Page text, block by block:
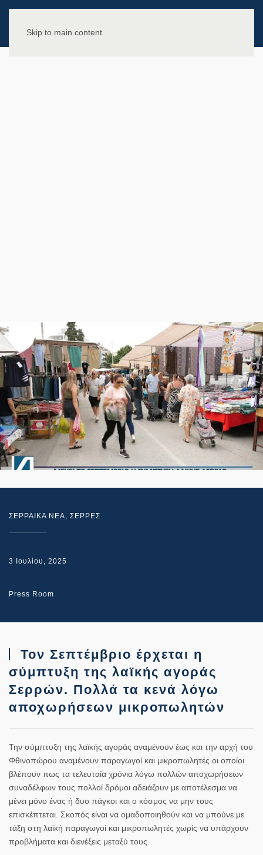
Skip to main content
ΣΕΡΡΑΙΚΑ ΝΕΑ, ΣΕΡΡΕΣ
3 Ιουλίου, 2025
Press Room
Τον Σεπτέμβριο έρχεται η
σύμπτυξη της λαϊκής αγοράς
Σερρών. Πολλά τα κενά λόγω
αποχωρήσεων μικροπωλητών
Την σύμπτυξη της λαϊκής αγοράς αναμένουν έως και την αρχή του
Φθινοπώρου αναμένουν παραγωγοί και μικροπωλητές οι οποίοι
βλέπουν πως τα τελευταία χρόνια λόγω πολλών αποχωρήσεων
συναδέλφων τους πολλοί δρόμοι αδειάζουν με αποτέλεσμα να
μένει μόνο ένας ή δυο πάγκοι και ο κόσμος να μην τους
επισκέπτεται. Σκοπός είναι να ομαδοποιηθούν και να μπούνε με
τάξη στη λαϊκή παραγωγοί και μικροπωλητές χωρίς να υπάρχουν
προβλήματα και διενέξεις μεταξύ τους.